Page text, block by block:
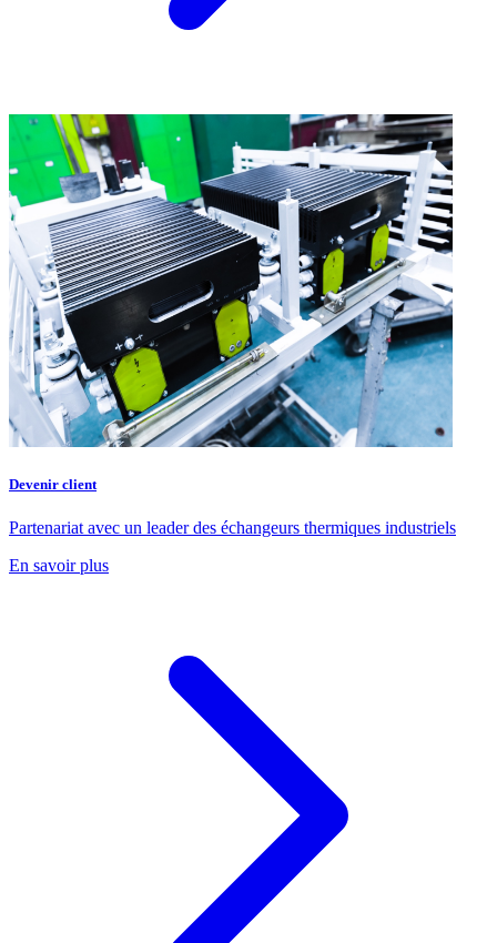
Devenir client
Partenariat avec un leader des échangeurs thermiques industriels
En savoir plus